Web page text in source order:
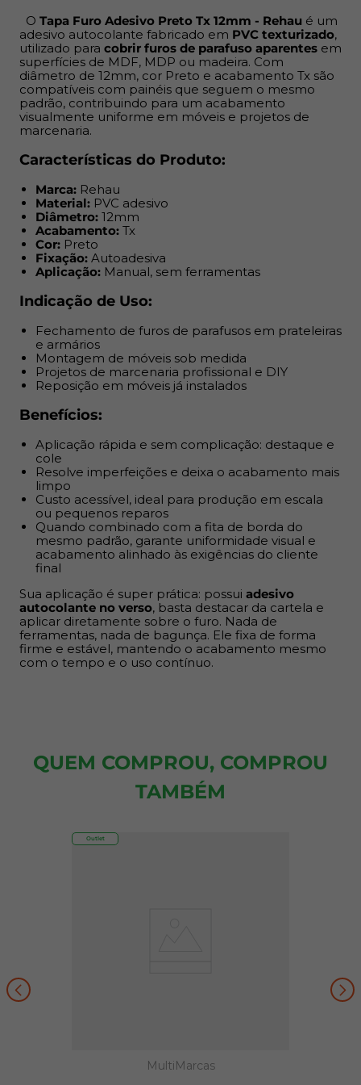
Fechamento de furos de parafusos em prateleiras e
armários
Montagem de móveis sob medida
Projetos de marcenaria profissional e DIY
Reposição em móveis já instalados
Resolve imperfeições e deixa o acabamento mais
limpo
Custo acessível, ideal para produção em escala ou
pequenos reparos
Quando combinado com a fita de borda do mesmo
alinhado às exigências do cliente final
Sua aplicação é super prática: possuiadesivo
autocolante no verso , basta destacar da cartela e
aplicar diretamente sobre o furo. Nada de ferramentas,
nada de bagunça. Ele fixa de forma firme e estável,
mantendo o acabamento mesmo com o tempo e o uso
contínuo.
O Tapa Furo Adesivo Preto Tx 12mm - Rehau é um
adesivo autocolante fabricado em PVC texturizado,
utilizado para cobrir furos de parafuso aparentes em
superfícies de MDF, MDP ou madeira. Com
diâmetro de 12mm, cor Preto e acabamento Tx são
compatíveis com painéis que seguem o mesmo
padrão, contribuindo para um acabamento
visualmente uniforme em móveis e projetos de
marcenaria.
Características do Produto:
Marca: Rehau
Material: PVC adesivo
Diâmetro: 12mm
Acabamento: Tx
Cor: Preto
Fixação: Autoadesiva
Aplicação: Manual, sem ferramentas
Indicação de Uso:
Fechamento de furos de parafusos em prateleiras
e armários
Montagem de móveis sob medida
Projetos de marcenaria profissional e DIY
Reposição em móveis já instalados
Benefícios:
Aplicação rápida e sem complicação: destaque e
cole
Resolve imperfeições e deixa o acabamento mais
limpo
Custo acessível, ideal para produção em escala
ou pequenos reparos
Quando combinado com a fita de borda do
mesmo padrão, garante uniformidade visual e
acabamento alinhado às exigências do cliente
final
Sua aplicação é super prática: possui adesivo
autocolante no verso, basta destacar da cartela e
aplicar diretamente sobre o furo. Nada de
ferramentas, nada de bagunça. Ele fixa de forma
firme e estável, mantendo o acabamento mesmo
com o tempo e o uso contínuo.
QUEM COMPROU, COMPROU
TAMBÉM
Outlet
MultiMarcas